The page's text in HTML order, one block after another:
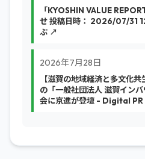
「KYOSHIN VALUE
せ 投稿日時： 2026/07/31
ぶ ↗
2026年7月28日
【滋賀の地域経済と多文化
の「一般社団法人 滋賀イン
会に京進が登壇 - Digital